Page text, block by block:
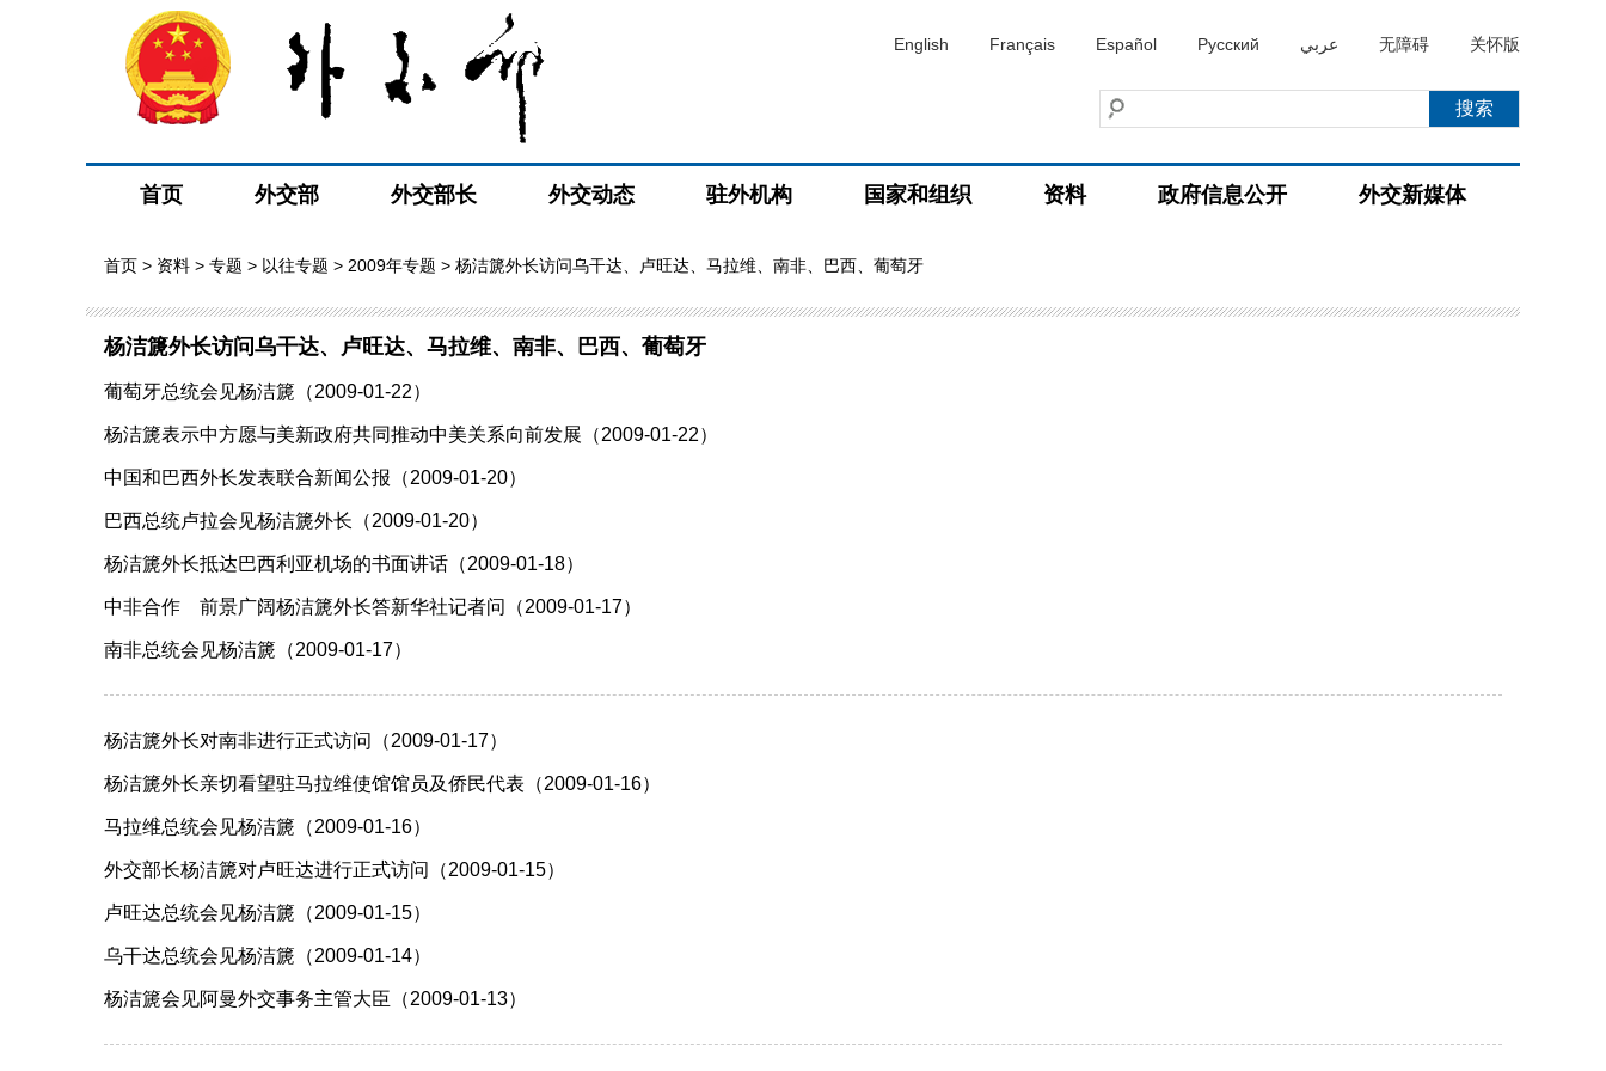
English Français Español Русский عربي 无障碍 关怀版
首页 外交部 外交部长 外交动态 驻外机构 国家和组织 资料 政府信息公开 外交新媒体
首页 > 资料 > 专题 > 以往专题 > 2009年专题 > 杨洁篪外长访问乌干达、卢旺达、马拉维、南非、巴西、葡萄牙
杨洁篪外长访问乌干达、卢旺达、马拉维、南非、巴西、葡萄牙
葡萄牙总统会见杨洁篪（2009-01-22）
杨洁篪表示中方愿与美新政府共同推动中美关系向前发展（2009-01-22）
中国和巴西外长发表联合新闻公报（2009-01-20）
巴西总统卢拉会见杨洁篪外长（2009-01-20）
杨洁篪外长抵达巴西利亚机场的书面讲话（2009-01-18）
中非合作 前景广阔杨洁篪外长答新华社记者问（2009-01-17）
南非总统会见杨洁篪（2009-01-17）
杨洁篪外长对南非进行正式访问（2009-01-17）
杨洁篪外长亲切看望驻马拉维使馆馆员及侨民代表（2009-01-16）
马拉维总统会见杨洁篪（2009-01-16）
外交部长杨洁篪对卢旺达进行正式访问（2009-01-15）
卢旺达总统会见杨洁篪（2009-01-15）
乌干达总统会见杨洁篪（2009-01-14）
杨洁篪会见阿曼外交事务主管大臣（2009-01-13）